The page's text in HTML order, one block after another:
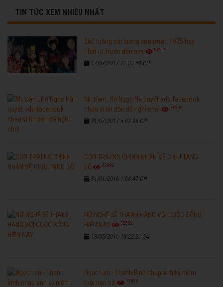
TIN TỨC XEM NHIỀU NHẤT
260 tuồng cải lương xưa trước 1975 hay
nhất từ trước đến nay
96212
17/07/2017 11:33:48 CH
Mr. Đàm, Hồ Ngọc Hà quyết add facebook
nhau vì tin đồn đã nghỉ chơi
76309
31/07/2017 5:03:06 CH
CON TRAI NS CHINH NHẪN VỀ CHỊU TANG
BỐ
42983
31/01/2016 1:08:47 CH
NỮ NGHỆ SĨ THANH HẰNG VỚI CUỘC SỐNG
HIỆN NAY
32582
18/05/2016 10:22:21 SA
Ngọc Lan - Thanh Bình chụp ảnh kỷ niệm
thời hẹn hò
17828